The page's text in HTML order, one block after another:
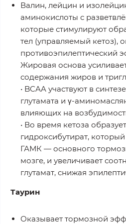
Валин, лейцин и
аминокислоты с
которые стимулируют
тел (управляемый кетоз),
противоэпилептический
Жировая основа
содержания жиров и
• BCAA участвуют в
глутамата и γ-
влияющих на
• Во время кетоза
гидроксибутират,
ГАМК — основного
мозге, и увеличивает
глутамат, снижая
Таурин
Оказывает тормозной